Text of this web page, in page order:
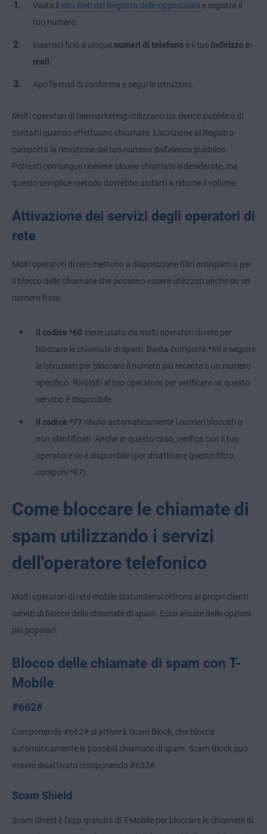
Visita il sito Web del Registro delle opposizioni e registra il
tuo numero.
Inserisci fino a cinque numeri di telefono e il tuo indirizzo e-
mail .
Apri l'e-mail di conferma e segui le istruzioni.
Molti operatori di telemarketing utilizzano un elenco pubblico di
contatti quando effettuano chiamate. L'iscrizione al Registro
comporta la rimozione del tuo numero dall'elenco pubblico.
Potresti comunque ricevere alcune chiamate indesiderate, ma
questo semplice metodo dovrebbe aiutarti a ridurne il volume.
Attivazione dei servizi degli operatori di
rete
Molti operatori di rete mettono a disposizione filtri antispam o per
il blocco delle chiamate che possono essere utilizzati anche su un
numero fisso:
Il codice *60 viene usato da molti operatori di rete per
bloccare le chiamate di spam. Basta comporre *60 e seguire
le istruzioni per bloccare il numero più recente o un numero
specifico. Rivolgiti al tuo operatore per verificare se questo
servizio è disponibile.
Il codice *77 rifiuta automaticamente i numeri bloccati o
non identificati. Anche in questo caso, verifica con il tuo
operatore se è disponibile (per disattivare questo filtro,
componi *87).
Come bloccare le chiamate di
spam utilizzando i servizi
dell'operatore telefonico
Molti operatori di rete mobile statunitensi offrono ai propri clienti
servizi di blocco delle chiamate di spam. Ecco alcune delle opzioni
più popolari.
Blocco delle chiamate di spam con T-
Mobile
#662#
Componendo #662# si attiverà Scam Block, che blocca
automaticamente le possibili chiamate di spam. Scam Block può
essere disattivato componendo #632#.
Scam Shield
Scam Shield è l'app gratuita di T-Mobile per bloccare le chiamate di